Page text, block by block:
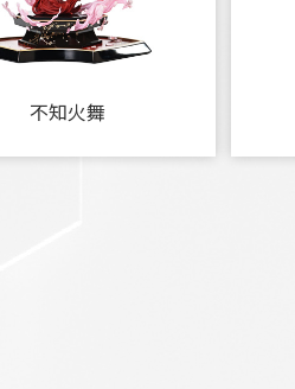
不知火舞